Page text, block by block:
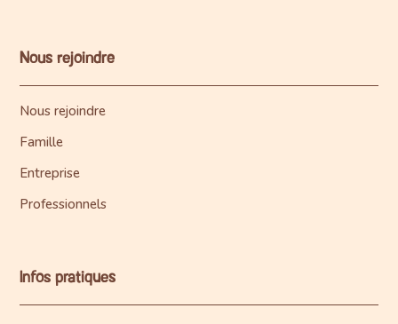
Nous rejoindre
Nous rejoindre
Famille
Entreprise
Professionnels
Infos pratiques